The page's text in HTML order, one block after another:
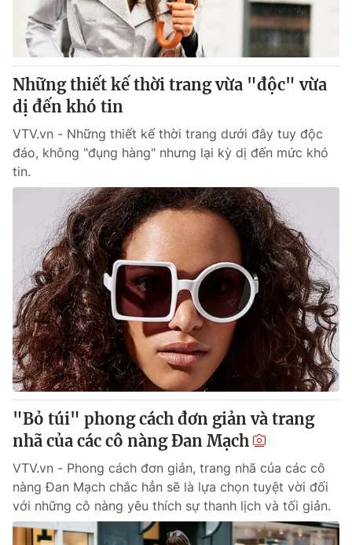
Những thiết kế thời trang vừa "độc" vừa
dị đến khó tin
VTV.vn - Những thiết kế thời trang dưới đây tuy độc
đáo, không "đụng hàng" nhưng lại kỳ dị đến mức khó
tin.
"Bỏ túi" phong cách đơn giản và trang
nhã của các cô nàng Đan Mạch
VTV.vn - Phong cách đơn giản, trang nhã của các cô
nàng Đan Mạch chắc hẳn sẽ là lựa chọn tuyệt vời đối
với những cô nàng yêu thích sự thanh lịch và tối giản.